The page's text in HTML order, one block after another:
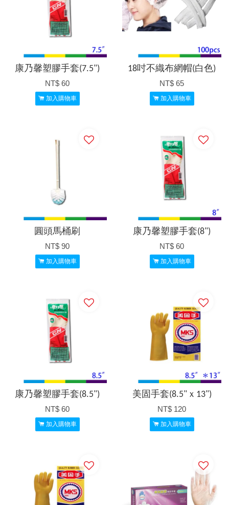
康乃馨塑膠手套(7.5")
NT$ 60
加入購物車
18吋不織布網帽(白色)
NT$ 65
加入購物車
圓頭馬桶刷
NT$ 90
加入購物車
康乃馨塑膠手套(8")
NT$ 60
加入購物車
康乃馨塑膠手套(8.5")
NT$ 60
加入購物車
美固手套(8.5"ｘ13")
NT$ 120
加入購物車